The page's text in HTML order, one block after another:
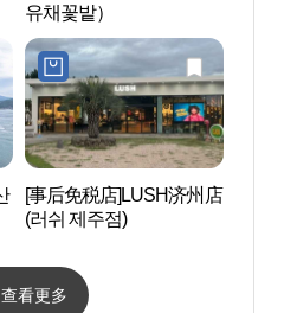
유채꽃밭）
[事后免税店]LUSH济州店
(러쉬 제주점)
查看更多